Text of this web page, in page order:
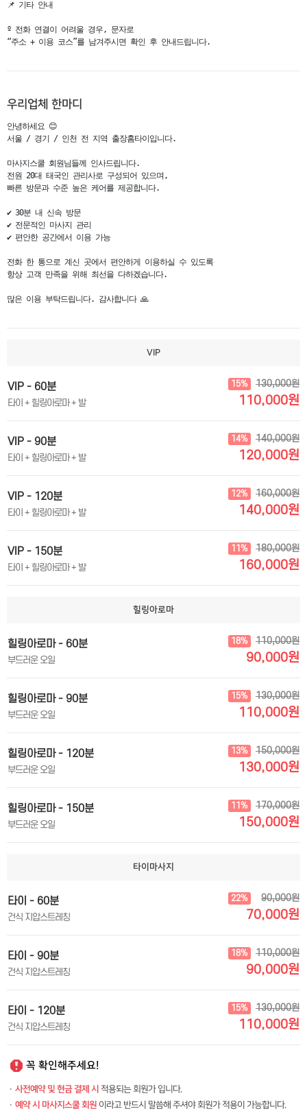
📌 기타 안내
º 전화 연결이 어려울 경우, 문자로
“주소 + 이용 코스”를 남겨주시면 확인 후 안내드립니다.
우리업체 한마디
안녕하세요 😊
서울 / 경기 / 인천 전 지역 출장홈타이입니다.
마사지스쿨 회원님들께 인사드립니다.
전원 20대 태국인 관리사로 구성되어 있으며,
빠른 방문과 수준 높은 케어를 제공합니다.
✔ 30분 내 신속 방문
✔ 전문적인 마사지 관리
✔ 편안한 공간에서 이용 가능
전화 한 통으로 계신 곳에서 편안하게 이용하실 수 있도록
항상 고객 만족을 위해 최선을 다하겠습니다.
많은 이용 부탁드립니다. 감사합니다 🙏
VIP
VIP - 60분
타이 + 힐링아로마 + 발
130,000원
15%
110,000원
VIP - 90분
타이 + 힐링아로마 + 발
140,000원
14%
120,000원
VIP - 120분
타이 + 힐링아로마 + 발
160,000원
12%
140,000원
VIP - 150분
타이 + 힐링아로마 + 발
180,000원
11%
160,000원
힐링아로마
힐링아로마 - 60분
부드러운 오일
110,000원
18%
90,000원
힐링아로마 - 90분
부드러운 오일
130,000원
15%
110,000원
힐링아로마 - 120분
부드러운 오일
150,000원
13%
130,000원
힐링아로마 - 150분
부드러운 오일
170,000원
11%
150,000원
타이마사지
타이 - 60분
건식 지압스트레칭
90,000원
22%
70,000원
타이 - 90분
건식 지압스트레칭
110,000원
18%
90,000원
타이 - 120분
건식 지압스트레칭
130,000원
15%
110,000원
꼭 확인해주세요!
· 사전예약 및 현금 결제 시 적용되는 회원가 입니다.
· 예약 시 마사지스쿨 회원 이라고 반드시 말씀해 주셔야 회원가 적용이 가능합니다.